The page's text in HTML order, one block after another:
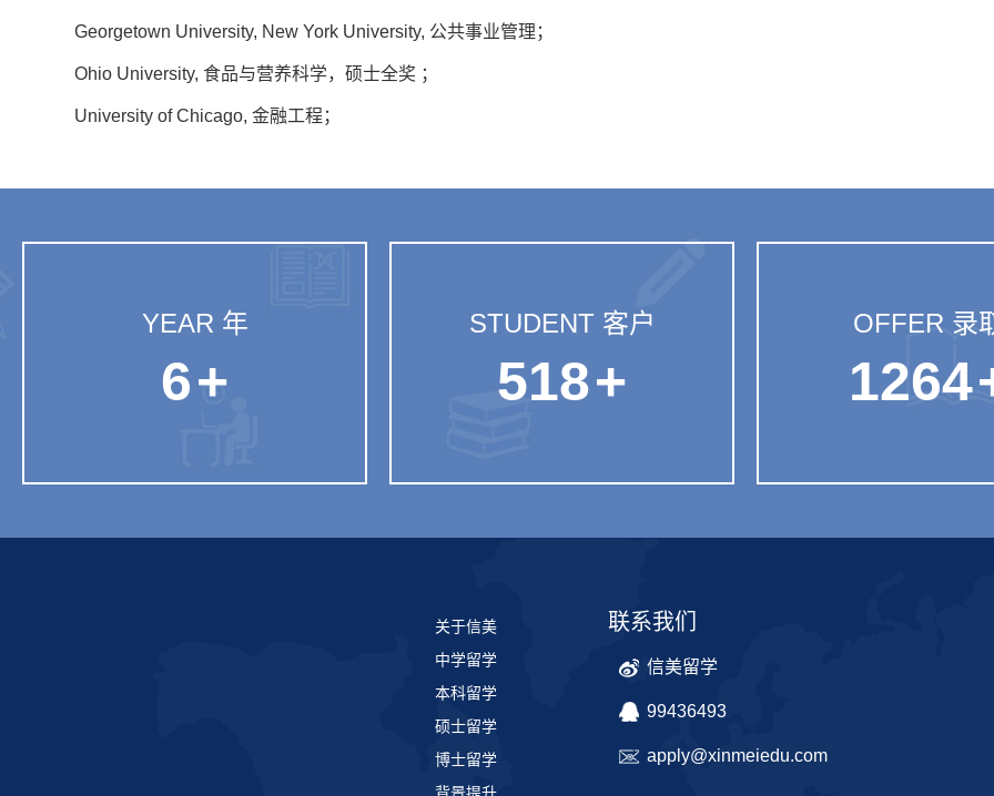
Georgetown University, New York University, 公共事业管理；
Ohio University, 食品与营养科学，硕士全奖 ；
University of Chicago, 金融工程；
YEAR 年
6+
STUDENT 客户
518+
OFFER 录
1264
关于信美
中学留学
本科留学
硕士留学
博士留学
联系我们
信美留学
99436493
apply@xinmeiedu.com